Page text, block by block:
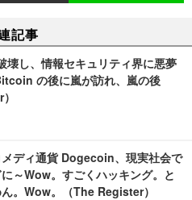
記事
壊し、情報セキュリティ界に悪夢
の後に嵐が訪れ、嵐の後
ディ通貨 Dogecoin、現実社会で
～Wow。すごくハッキング。と
。Wow。（The Register）